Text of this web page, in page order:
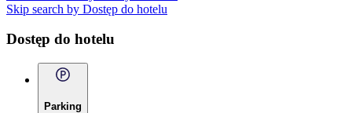
Skip search by Dostęp do hotelu
Dostęp do hotelu
Parking